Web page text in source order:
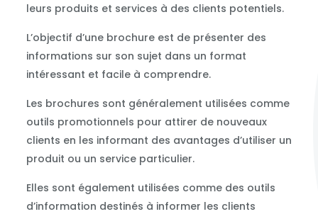
leurs produits et services à des clients potentiels.
L’objectif d’une brochure est de présenter des
informations sur son sujet dans un format
intéressant et facile à comprendre.
Les brochures sont généralement utilisées comme
outils promotionnels pour attirer de nouveaux
clients en les informant des avantages d’utiliser un
produit ou un service particulier.
Elles sont également utilisées comme des outils
d’information destinés à informer les clients